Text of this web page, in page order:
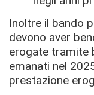
Inoltre il bando
devono aver
erogate tramite
emanati nel
prestazione